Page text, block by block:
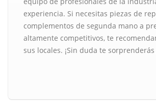
experiencia. Si necesitas piezas de
complementos de segunda mano a
altamente competitivos, te
sus locales. ¡Sin duda te